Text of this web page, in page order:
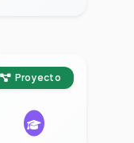
Proyecto